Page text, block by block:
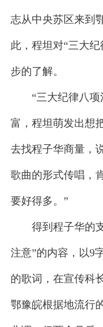
志从中央苏区来到
此，程坦对“三大
步的了解。
“三大纪律八项
富，程坦萌发出想
去找程子华商量，
歌曲的形式传唱，
要好得多。”
得到程子华的支
注意”的内容，以9
的歌词，在宣传科
鄂豫皖根据地流行